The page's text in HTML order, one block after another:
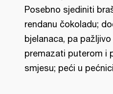
Posebno sjediniti
rendanu čokoladu;
bjelanaca, pa
premazati puterom i
smjesu; peći u